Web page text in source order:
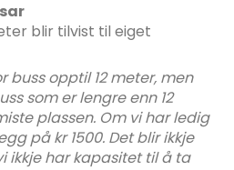
blir tilvist til eiget
buss opptil 12 meter, men
som er lengre enn 12
plassen. Om vi har ledig
på kr 1500. Det blir ikkje
ikkje har kapasitet til å ta